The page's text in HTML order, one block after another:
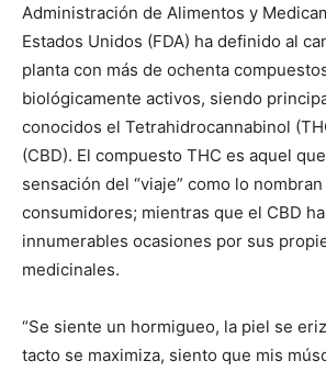
Administración de Alimentos y
Estados Unidos (FDA) ha definido al
planta con más de ochenta
biológicamente activos, siendo
conocidos el Tetrahidrocannabinol
(CBD). El compuesto THC es aquel
sensación del “viaje” como lo
consumidores; mientras que el CBD
innumerables ocasiones por sus
medicinales.
“Se siente un hormigueo, la piel se
tacto se maximiza, siento que mis